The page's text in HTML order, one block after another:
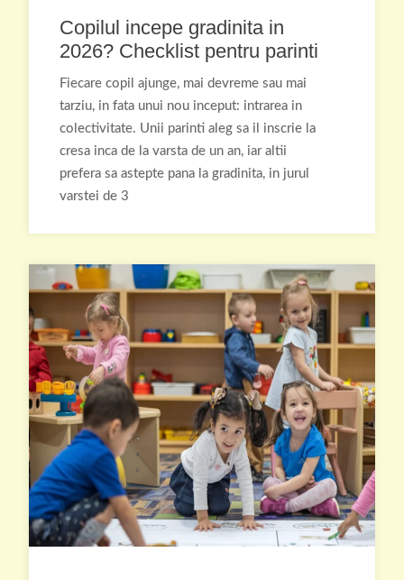
Copilul incepe gradinita in
2026? Checklist pentru parinti
Fiecare copil ajunge, mai devreme sau mai
tarziu, in fata unui nou inceput: intrarea in
colectivitate. Unii parinti aleg sa il inscrie la
cresa inca de la varsta de un an, iar altii
prefera sa astepte pana la gradinita, in jurul
varstei de 3